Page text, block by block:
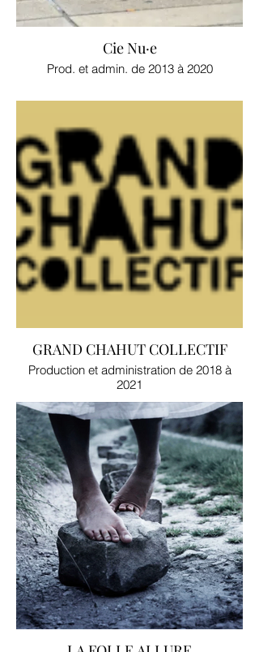
Cie Nu·e
Prod. et admin. de 2013 à 2020
GRAND CHAHUT COLLECTIF
Production et administration de 2018 à
2021